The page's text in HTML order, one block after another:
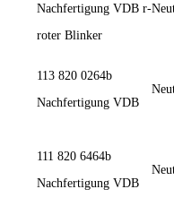
Nachfertigung VDB r-
roter Blinker
113 820 0264b
Nachfertigung VDB
111 820 6464b
Nachfertigung VDB